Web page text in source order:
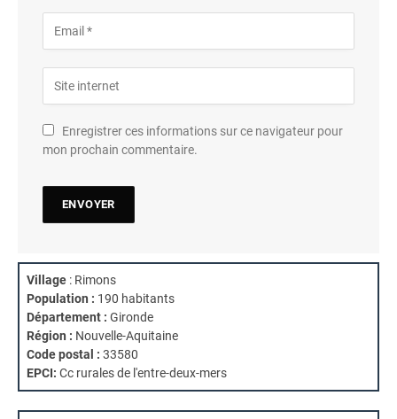
Enregistrer ces informations sur ce navigateur pour
mon prochain commentaire.
Village : Rimons
Population : 190 habitants
Département : Gironde
Région : Nouvelle-Aquitaine
Code postal : 33580
EPCI: Cc rurales de l'entre-deux-mers